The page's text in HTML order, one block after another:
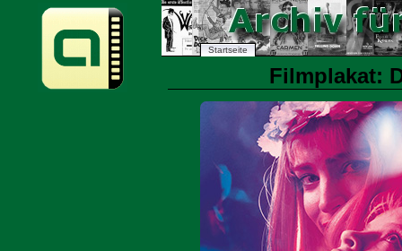
Startseite
Filmplakat: